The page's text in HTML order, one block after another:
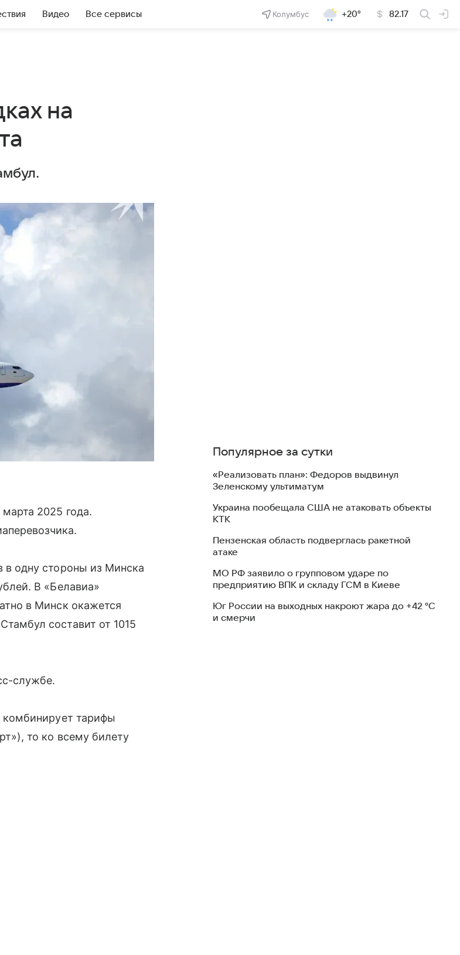
Видео Все сервисы Колумбус +20° 82.17
на
2025 года.
в одну стороны из Минска
В «Белавиа»
в Минск окажется
составит от 1015
службе.
комбинирует тарифы
то ко всему билету
Популярное за сутки
«Реализовать план»: Федоров выдвинул
Зеленскому ультиматум
Украина пообещала США не атаковать объекты
КТК
Пензенская область подверглась ракетной
атаке
МО РФ заявило о групповом ударе по
предприятию ВПК и складу ГСМ в Киеве
Юг России на выходных накроют жара до +42 °C
и смерчи